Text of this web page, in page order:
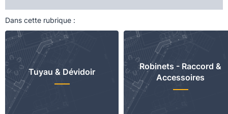
Dans cette rubrique :
Tuyau & Dévidoir
Robinets - Raccord &
Accessoires